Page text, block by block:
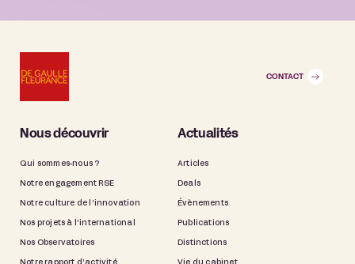
CONTACT
Nous découvrir
Qui sommes-nous ?
Notre engagement RSE
Notre culture de l’innovation
Nos projets à l’international
Nos Observatoires
Actualités
Articles
Deals
Évènements
Publications
Distinctions